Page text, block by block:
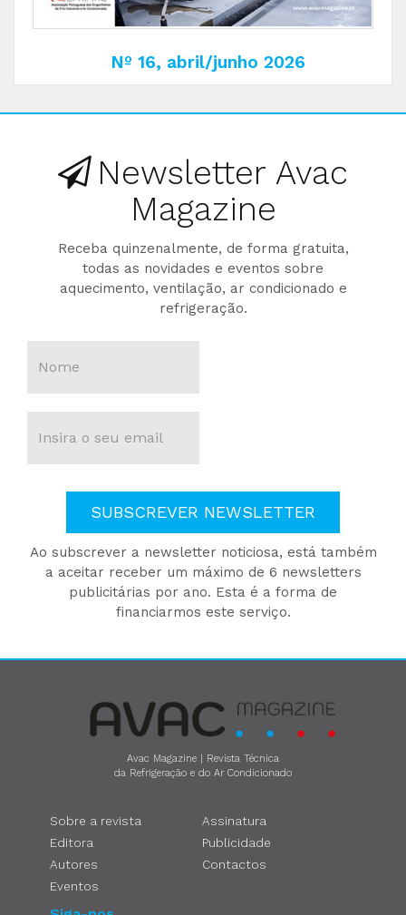
Nº 16, abril/junho 2026
Newsletter Avac
Magazine
Receba quinzenalmente, de forma gratuita,
todas as novidades e eventos sobre
aquecimento, ventilação, ar condicionado e
refrigeração.
SUBSCREVER NEWSLETTER
Ao subscrever a newsletter noticiosa, está também
a aceitar receber um máximo de 6 newsletters
publicitárias por ano. Esta é a forma de
financiarmos este serviço.
Avac Magazine | Revista Técnica
da Refrigeração e do Ar Condicionado
Sobre a revista
Editora
Autores
Eventos
Assinatura
Publicidade
Contactos